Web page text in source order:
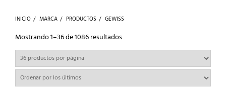
INICIO MARCA PRODUCTOS GEWISS
Mostrando 1–36 de 1086 resultadosOrdenado
por
últimos